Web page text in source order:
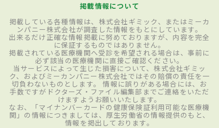
掲載情報について
掲載している各種情報は、株式会社ギミック、またはミーカ
ンパニー株式会社が調査した情報をもとにしています。
出来るだけ正確な情報掲載に努めておりますが、内容を完全
に保証するものではありません。
掲載されている医療機関へ受診を希望される場合は、事前に
必ず該当の医療機関に直接ご確認ください。
当サービスによって生じた損害について、株式会社ギミッ
ク、およびミーカンパニー株式会社ではその賠償の責任を一
切負わないものとします。 情報に誤りがある場合には、お
手数ですがドクターズ・ファイル編集部までご連絡をいただ
けますようお願いいたします。
なお、「マイナンバーカードの健康保険証利用可能な医療機
関」の情報につきましては、厚生労働省の情報提供のもと、
情報を掲出しております。